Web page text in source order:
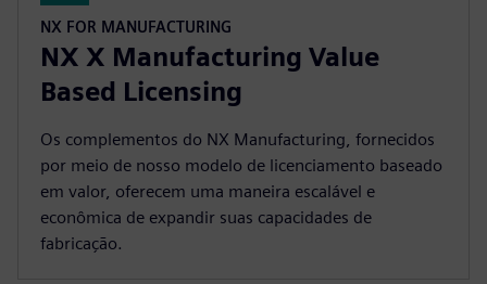
NX FOR MANUFACTURING
NX X Manufacturing Value
Based Licensing
Os complementos do NX Manufacturing, fornecidos
por meio de nosso modelo de licenciamento baseado
em valor, oferecem uma maneira escalável e
econômica de expandir suas capacidades de
fabricação.